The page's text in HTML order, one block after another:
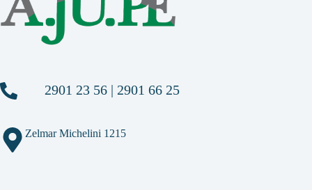
2901 23 56 | 2901 66 25
Zelmar Michelini 1215